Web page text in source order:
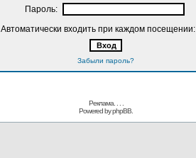
Пароль:
Автоматически входить при каждом посещении:
Забыли пароль?
Реклама. . .
Powered byphpBB.